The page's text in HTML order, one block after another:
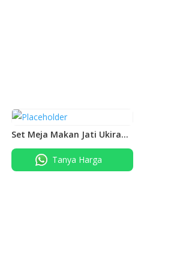
Set Meja Makan Jati Ukiran
Mewah Bunga Anggrek
Tanya Harga